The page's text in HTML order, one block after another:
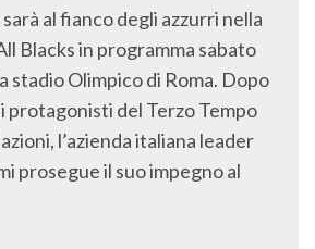
al fianco degli azzurri nella
Blacks in programma sabato
stadio Olimpico di Roma. Dopo
protagonisti del Terzo Tempo
l’azienda italiana leader
prosegue il suo impegno al